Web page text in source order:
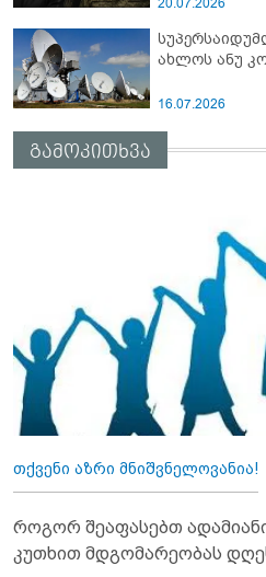
16.07.2026
გამოკითხვა
თქვენი აზრი მნიშვნელოვანია!
როგორ შეაფასებთ
კუთხით მდგომარეობას